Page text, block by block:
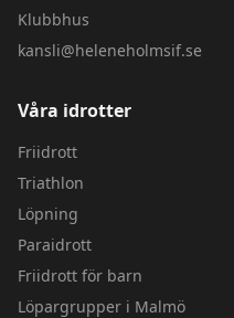
Klubbhus
kansli@heleneholmsif.se
Våra idrotter
Friidrott
Triathlon
Löpning
Paraidrott
Friidrott för barn
Löpargrupper i Malmö